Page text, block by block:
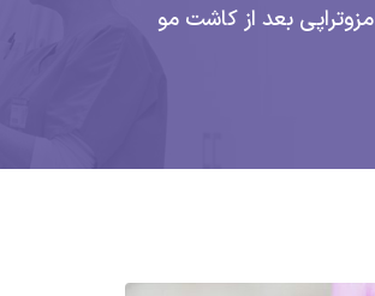
مزوتراپی بعد از کاشت مو